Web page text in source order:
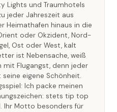
Lights und Traumhotels
jeder Jahreszeit aus
Heimathafen hinaus in die
oder Okzident, Nord-
Ost oder West, kalt
ist Nebensache, weiß
mit Flugangst, denn jeder
eigene Schönheit.
Ich packe meinen
stets tip top
Ihr Motto besonders für